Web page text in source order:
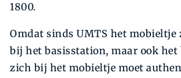
1800.
Omdat sinds UMTS het mobieltje
bij het basisstation, maar ook het
zich bij het mobieltje moet